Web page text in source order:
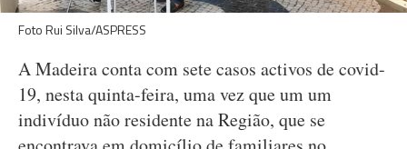
Foto Rui Silva/ASPRESS
A Madeira conta com sete casos activos de covid-
19, nesta quinta-feira, uma vez que um um
indivíduo não residente na Região, que se